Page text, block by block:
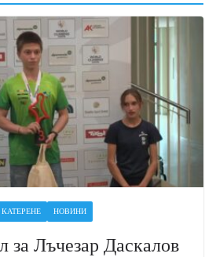
КАТЕРЕНЕ НОВИНИ
за Лъчезар Даскалов